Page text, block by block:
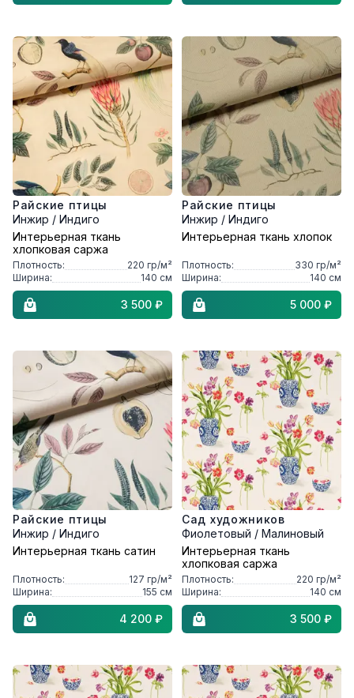
Райские птицы
Инжир / Индиго
Интерьерная ткань
хлопковая саржа
Плотность: 220 гр/м²
Ширина:
140 см
3 500 ₽
Райские птицы
Инжир / Индиго
Интерьерная ткань хлопок
Плотность: 330 гр/м²
Ширина:
140 см
5 000 ₽
Райские птицы
Инжир / Индиго
Интерьерная ткань сатин
Плотность: 127 гр/м²
Ширина:
155 см
4 200 ₽
Сад художников
Фиолетовый / Малиновый
Интерьерная ткань
хлопковая саржа
Плотность: 220 гр/м²
Ширина:
140 см
3 500 ₽